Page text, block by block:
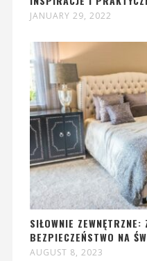
JANUARY 29, 2022
SIŁOWNIE
BEZPIECZEŃSTWO NA
AUGUST 8, 2023